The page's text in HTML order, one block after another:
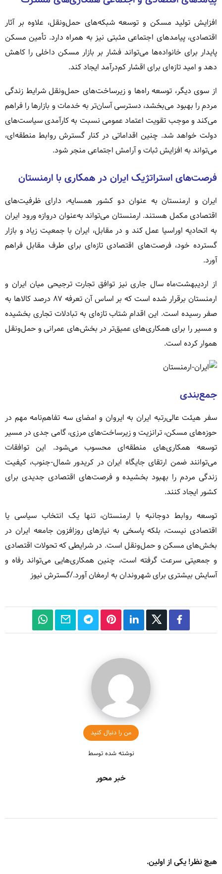
افزایش تولید مسکن و توسعه شبکه‌های حمل‌ونقل، علاوه بر آثار
اقتصادی، پیامدهای اجتماعی مثبتی نیز به همراه دارد. تأمین مسکن
پایدار برای خانواده‌ها می‌تواند فشار بر بازار مسکن داخلی را کاهش
دهد و امید تازه‌ای برای اقشار کم‌درآمد ایجاد کند.
از سوی دیگر، توسعه راه‌ها و زیرساخت‌های حمل‌ونقل شرایط زندگی
مردم را بهبود می‌بخشد، دسترسی آسان‌تر به خدمات و بازارها را فراهم
می‌کند و موجب تقویت اعتماد عمومی نسبت به کارآمدی سیاست‌های
دولت خواهد شد. چنین اقداماتی در کنار گسترش روابط منطقه‌ای،
می‌تواند به افزایش ثبات و آرامش اجتماعی منجر شود.
فرصت‌های استراتژیک ایران در همکاری با ارمنستان
ایران و ارمنستان به عنوان دو کشور همسایه، دارای ظرفیت‌های
اقتصادی مکمل هستند. ارمنستان می‌تواند به‌عنوان دروازه ورود ایران
به اتحادیه اوراسیا عمل کند و در مقابل، ایران با جمعیت زیاد و بازار
گسترده خود، فرصت‌های اقتصادی تازه‌ای برای طرف مقابل فراهم
آورد.
از اردیبهشت‌ماه سال جاری نیز توافق تجارت ترجیحی میان ایران و
ارمنستان برقرار شده است که بر اساس آن تعرفه ۸۷ درصد کالاها به
صفر رسیده است. این اقدام شتاب تازه‌ای به تبادلات تجاری بخشیده
و مسیر را برای همکاری‌های عمیق‌تر در بخش‌های عمرانی و حمل‌ونقل
هموار کرده است.
جمع‌بندی
سفر هیئت عالی‌رتبه ایران به ایروان و امضای سه تفاهم‌نامه مهم در
حوزه‌های مسکن، ترانزیت و زیرساخت‌های مرزی، گامی جدی در مسیر
توسعه همکاری‌های منطقه‌ای محسوب می‌شود. این توافقات
می‌توانند ضمن ارتقای جایگاه ایران در کریدور شمال-جنوب، کیفیت
زندگی مردم را بهبود بخشیده و فرصت‌های اقتصادی جدیدی برای
کشور ایجاد کنند.
توسعه روابط دوجانبه با ارمنستان، تنها یک انتخاب سیاسی یا
اقتصادی نیست، بلکه پاسخی به نیازهای روزافزون جامعه ایران در
بخش‌های مسکن و حمل‌ونقل است. در شرایطی که تحولات اقتصادی
و جمعیتی سرعت گرفته است، چنین همکاری‌هایی می‌تواند رفاه و
آسایش بیشتری برای شهروندان به ارمغان آورد./گسترش نیوز
من را دنبال کنید
نوشته شده توسط
خبر محور
هیچ نظر! یکی از اولین.